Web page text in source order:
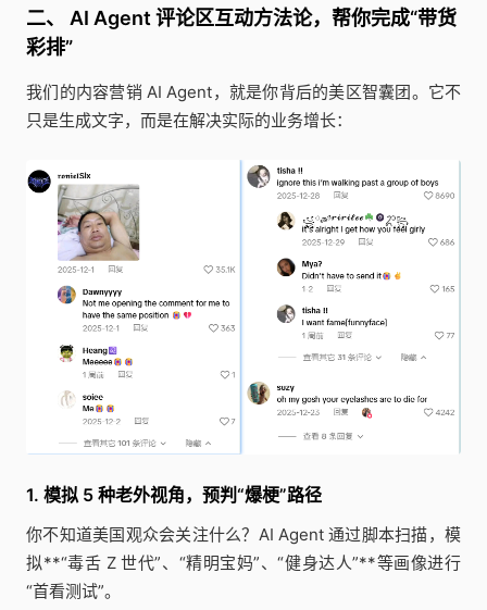
二、 AI Agent 评论区互动方法论，帮你完成“带货
彩排”
我们的内容营销 AI Agent，就是你背后的美区智囊团。它不
只是生成文字，而是在解决实际的业务增长：
1. 模拟 5 种老外视角，预判“爆梗”路径
你不知道美国观众会关注什么？AI Agent 通过脚本扫描，模
拟**“毒舌 Z 世代”、“精明宝妈”、“健身达人”**等画像进行
“首看测试”。